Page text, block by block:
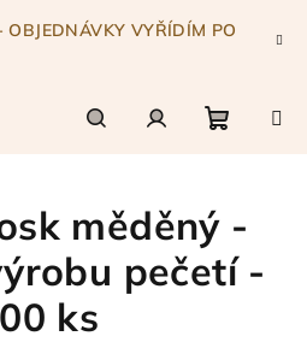
VYŘÍDÍM PO
košík
měděný -
pečetí -
ks